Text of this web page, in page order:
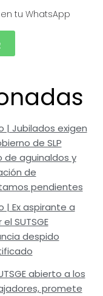
tu WhatsApp
| Jubilados exigen
de SLP
de aguinaldos y
de
pendientes
| Ex aspirante a
SUTSGE
despido
abierto a los
promete